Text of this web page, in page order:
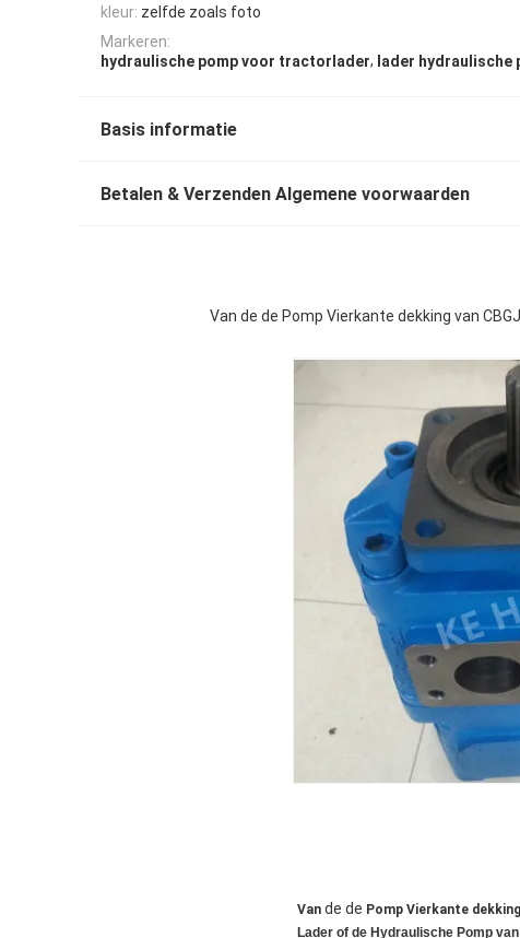
kleur: zelfde zoals foto
Markeren:
hydraulische pomp voor tractorlader, lader hydraulische
Basis informatie
Betalen & Verzenden Algemene voorwaarden
Van de de Pomp Vierkante dekking van
Van de de Pomp Vierkante
Lader of de Hydraulische Pomp